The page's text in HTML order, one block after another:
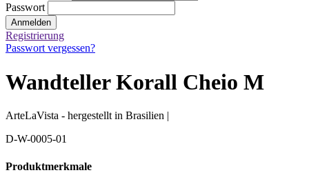
Passwort
Anmelden
Registrierung
Passwort vergessen?
Wandteller Korall Cheio M
ArteLaVista - hergestellt in Brasilien |
D-W-0005-01
Produktmerkmale